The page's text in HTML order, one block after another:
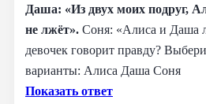
Даша: «Из двух моих подруг,
не лжёт». Соня: «Алиса и Даша
девочек говорит правду?
варианты: Алиса Даша Соня
Показать ответ